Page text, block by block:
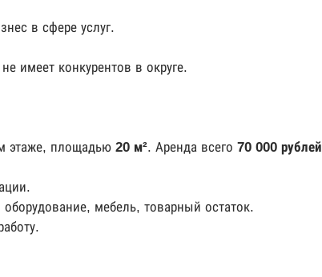
в сфере услуг.
имеет конкурентов в округе.
этаже, площадью 20 м². Аренда всего 70 000 рублей
мебель, товарный остаток.